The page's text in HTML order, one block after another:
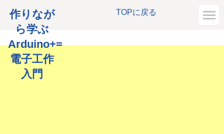
TOPに戻る
作りなが
ら学ぶ
Arduino+=
電子工作
入門